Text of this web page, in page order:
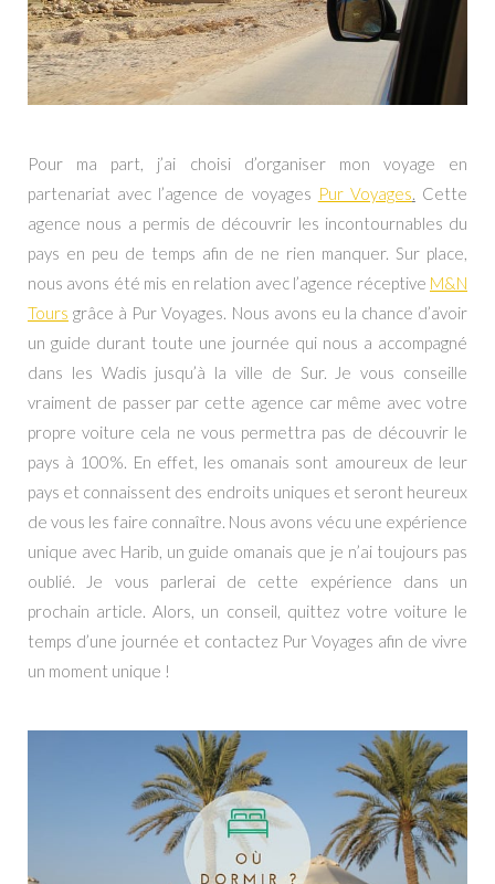
Pour ma part, j’ai choisi d’organiser mon voyage en
partenariat avec l’agence de voyages Pur Voyages. Cette
agence nous a permis de découvrir les incontournables du
pays en peu de temps afin de ne rien manquer. Sur place,
nous avons été mis en relation avec l’agence réceptive M&N
Tours grâce à Pur Voyages. Nous avons eu la chance d’avoir
un guide durant toute une journée qui nous a accompagné
dans les Wadis jusqu’à la ville de Sur. Je vous conseille
vraiment de passer par cette agence car même avec votre
propre voiture cela ne vous permettra pas de découvrir le
pays à 100%. En effet, les omanais sont amoureux de leur
pays et connaissent des endroits uniques et seront heureux
de vous les faire connaître. Nous avons vécu une expérience
unique avec Harib, un guide omanais que je n’ai toujours pas
oublié. Je vous parlerai de cette expérience dans un
prochain article. Alors, un conseil, quittez votre voiture le
temps d’une journée et contactez Pur Voyages afin de vivre
un moment unique !